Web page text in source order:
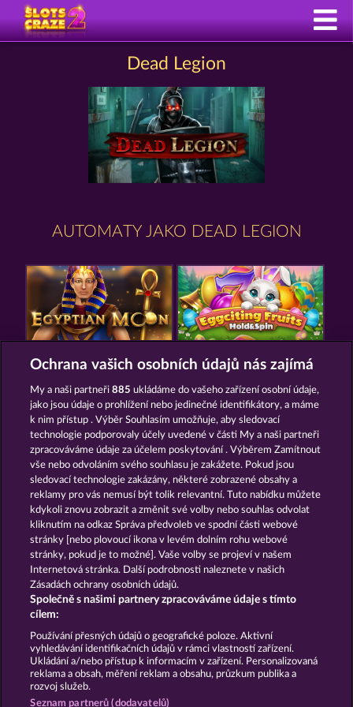
Dead Legion
AUTOMATY JAKO DEAD LEGION
EGYPTIAN MOON
OLD FISHERMAN WILD RAPA NUI
Podmínky Prohlášení o ochraně údajů
Kontakt Společnost Časté dotazy
Facebook
Podat Žádost o Odstoupení
Ochrana vašich osobních údajů nás zajímá
My a naši partneři885 ukládáme do vašeho zařízení osobní údaje,
jako jsou údaje o prohlížení nebo jedinečné identifikátory, a máme
k nim přístup . Výběr Souhlasím umožňuje, aby sledovací
technologie podporovaly účely uvedené v části My a naši partneři
zpracováváme údaje za účelem poskytování . Výběrem Zamítnout
vše nebo odvoláním svého souhlasu je zakážete. Pokud jsou
sledovací technologie zakázány, některé zobrazené obsahy a
reklamy pro vás nemusí být tolik relevantní. Tuto nabídku můžete
kdykoli znovu zobrazit a změnit své volby nebo souhlas odvolat
kliknutím na odkaz Správa předvoleb ve spodní části webové
stránky [nebo plovoucí ikona v levém dolním rohu webové
stránky, pokud je to možné]. Vaše volby se projeví v našem
Internetová stránka. Další podrobnosti naleznete v našich
Zásadách ochrany osobních údajů.
Společně s našimi partnery zpracováváme údaje s tímto
cílem:
Používání přesných údajů o geografické poloze. Aktivní
vyhledávání identifikačních údajů v rámci vlastností zařízení.
Ukládání a/nebo přístup k informacím v zařízení. Personalizovaná
reklama a obsah, měření reklam a obsahu, průzkum publika a
rozvoj služeb.
Seznam partnerů (dodavatelů)